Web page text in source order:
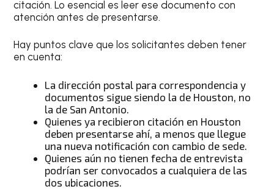
citación. Lo esencial es leer ese documento con
atención antes de presentarse.
Hay puntos clave que los solicitantes deben tener
en cuenta:
La dirección postal para correspondencia y
documentos sigue siendo la de Houston, no
la de San Antonio.
Quienes ya recibieron citación en Houston
deben presentarse ahí, a menos que llegue
una nueva notificación con cambio de sede.
Quienes aún no tienen fecha de entrevista
podrían ser convocados a cualquiera de las
dos ubicaciones.